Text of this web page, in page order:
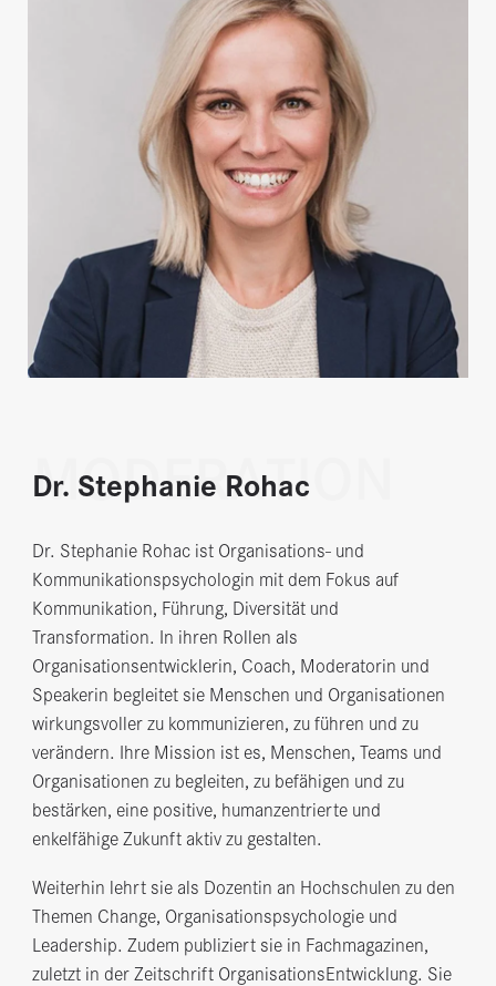
MODERATION
Dr. Stephanie Rohac
Dr. Stephanie Rohac ist Organisations- und
Kommunikationspsychologin mit dem Fokus auf
Kommunikation, Führung, Diversität und
Transformation. In ihren Rollen als
Organisationsentwicklerin, Coach, Moderatorin und
Speakerin begleitet sie Menschen und Organisationen
wirkungsvoller zu kommunizieren, zu führen und zu
verändern. Ihre Mission ist es, Menschen, Teams und
Organisationen zu begleiten, zu befähigen und zu
bestärken, eine positive, humanzentrierte und
enkelfähige Zukunft aktiv zu gestalten.
Weiterhin lehrt sie als Dozentin an Hochschulen zu den
Themen Change, Organisationspsychologie und
Leadership. Zudem publiziert sie in Fachmagazinen,
zuletzt in der Zeitschrift OrganisationsEntwicklung. Sie